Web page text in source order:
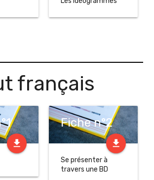
français
file_download
Fiche n°2
file_download
Se présenter à
travers une BD